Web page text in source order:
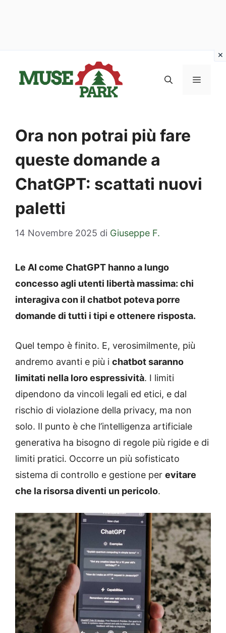
MENU
Ora non potrai più fare
queste domande a
ChatGPT: scattati nuovi
paletti
14 Novembre 2025 di Giuseppe F.
Le AI come ChatGPT hanno a lungo
concesso agli utenti libertà massima: chi
interagiva con il chatbot poteva porre
domande di tutti i tipi e ottenere risposta.
Quel tempo è finito. E, verosimilmente, più
andremo avanti e più i chatbot saranno
limitati nella loro espressività. I limiti
dipendono da vincoli legali ed etici, e dal
rischio di violazione della privacy, ma non
solo. Il punto è che l’intelligenza artificiale
generativa ha bisogno di regole più rigide e di
limiti pratici. Occorre un più sofisticato
sistema di controllo e gestione per evitare
che la risorsa diventi un pericolo.